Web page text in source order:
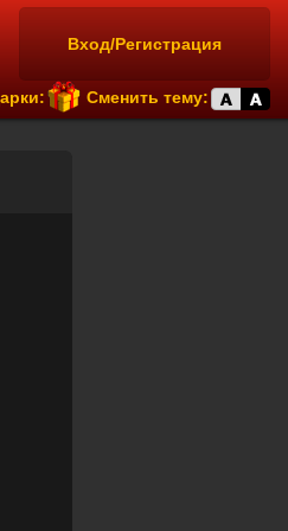
Вход/Регистрация
Сменить тему: